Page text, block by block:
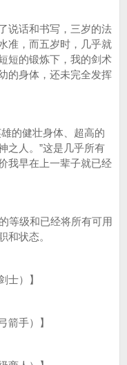
话和书写，三岁的法
准，而五岁时，几乎就
短的锻炼下，我的剑术
的身体，还未完全发挥
的健壮身体、超高的
之人。”这是几乎所有
我早在上一辈子就已经
级和已经将所有可用
和状态。
）】
手）】